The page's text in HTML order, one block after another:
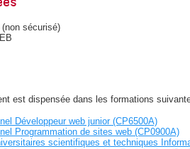
sécurisé)
est dispensée dans les formations
Développeur web junior (CP6500A)
Programmation de sites web (CP0900A)
scientifiques et techniques